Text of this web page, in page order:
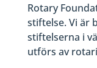
Rotary
stiftelse. Vi är
stiftelserna i
utförs av